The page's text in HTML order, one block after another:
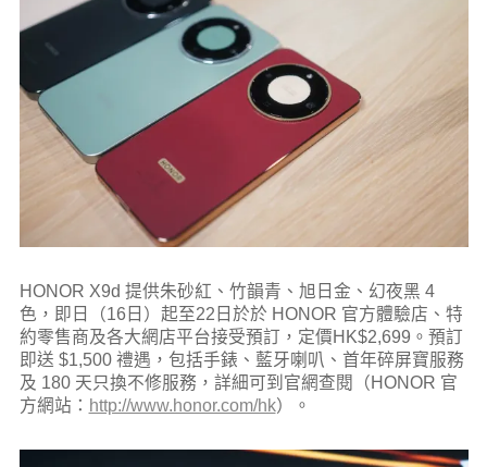
HONOR X9d 提供朱砂紅、竹韻青、旭日金、幻夜黑 4
色，即日（16日）起至22日於於 HONOR 官方體驗店、特
約零售商及各大網店平台接受預訂 ，定價HK$2,699。預訂
即送 $1,500 禮遇，包括手錶、藍牙喇叭、首年碎屏寶服務
及 180 天只換不修服務，詳細可到官網查閱（HONOR 官
方網站： http://www.honor.com/hk）。​